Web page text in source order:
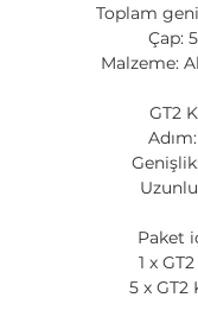
Toplam
Çap:
Malzeme:
GT2
Paket
1 x
5 x GT2